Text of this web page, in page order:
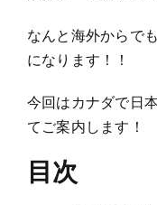
なんと海外からで
になります！！
今回はカナダで日
てご案内します！
目次